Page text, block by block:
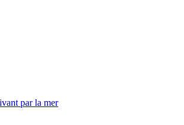
par la mer